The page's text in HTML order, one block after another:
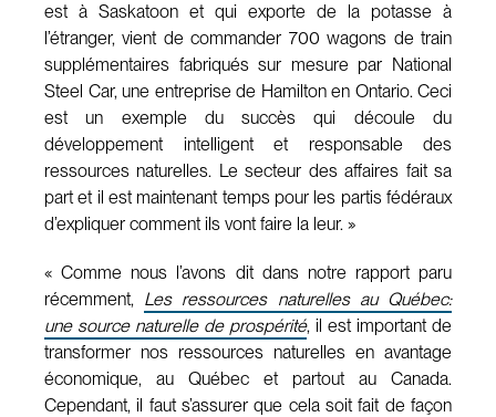
est à Saskatoon et qui exporte de la potasse à
l’étranger, vient de commander 700 wagons de train
supplémentaires fabriqués sur mesure par National
Steel Car, une entreprise de Hamilton en Ontario. Ceci
est un exemple du succès qui découle du
développement intelligent et responsable des
ressources naturelles. Le secteur des affaires fait sa
part et il est maintenant temps pour les partis fédéraux
d’expliquer comment ils vont faire la leur. »
« Comme nous l’avons dit dans notre rapport paru
récemment, Les ressources naturelles au Québec:
une source naturelle de prospérité, il est important de
transformer nos ressources naturelles en avantage
économique, au Québec et partout au Canada.
Cependant, il faut s’assurer que cela soit fait de façon